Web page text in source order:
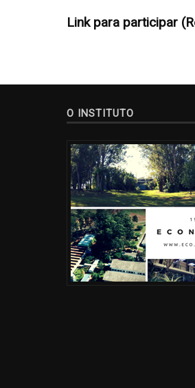
Link para participar
O INSTITUTO